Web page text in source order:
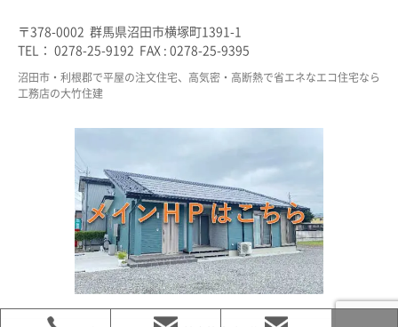
〒378-0002 群馬県沼田市横塚町1391-1
TEL： 0278-25-9192 FAX : 0278-25-9395
沼田市・利根郡で平屋の注文住宅、高気密・高断熱で省エネなエコ住宅なら
工務店の大竹住建